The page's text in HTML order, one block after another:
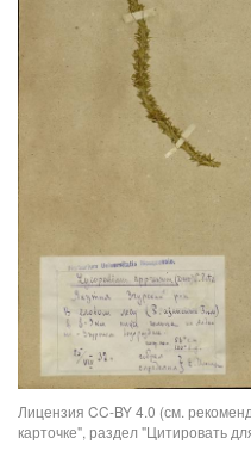
Лицензия CC-BY 4.0 (см.
карточке", раздел "Цитировать